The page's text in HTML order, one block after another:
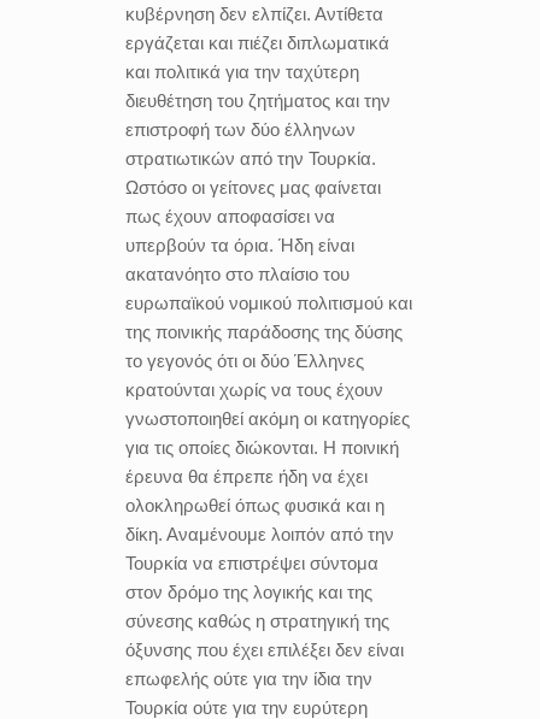
κυβέρνηση δεν ελπίζει. Αντίθετα
εργάζεται και πιέζει διπλωματικά
και πολιτικά για την ταχύτερη
διευθέτηση του ζητήματος και την
επιστροφή των δύο έλληνων
στρατιωτικών από την Τουρκία.
Ωστόσο οι γείτονες μας φαίνεται
πως έχουν αποφασίσει να
υπερβούν τα όρια. Ήδη είναι
ακατανόητο στο πλαίσιο του
ευρωπαϊκού νομικού πολιτισμού και
της ποινικής παράδοσης της δύσης
το γεγονός ότι οι δύο Έλληνες
κρατούνται χωρίς να τους έχουν
γνωστοποιηθεί ακόμη οι κατηγορίες
για τις οποίες διώκονται. Η ποινική
έρευνα θα έπρεπε ήδη να έχει
ολοκληρωθεί όπως φυσικά και η
δίκη. Αναμένουμε λοιπόν από την
Τουρκία να επιστρέψει σύντομα
στον δρόμο της λογικής και της
σύνεσης καθώς η στρατηγική της
όξυνσης που έχει επιλέξει δεν είναι
επωφελής ούτε για την ίδια την
Τουρκία ούτε για την ευρύτερη